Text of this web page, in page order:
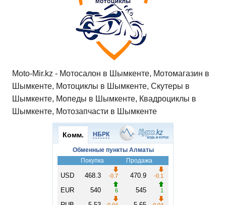
Moto-Mir.kz - Мотосалон в Шымкенте, Мотомагазин в
Шымкенте, Мотоциклы в Шымкенте, Скутеры в
Шымкенте, Мопеды в Шымкенте, Квадроциклы в
Шымкенте, Мотозапчасти в Шымкенте